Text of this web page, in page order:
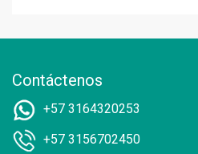
Contáctenos
+57 3164320253
+57 3156702450